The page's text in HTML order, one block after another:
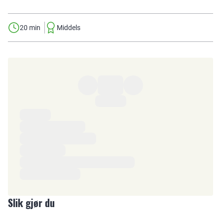
20 min Middels
Slik gjør du